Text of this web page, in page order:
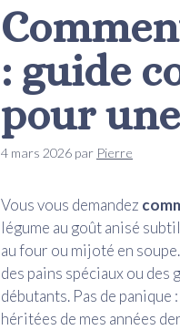
: guide
pour
4 mars 2026 par Pierre
Vous vous demandez
légume au goût anisé
au four ou mijoté en
des pains spéciaux ou
débutants. Pas de
héritées de mes années